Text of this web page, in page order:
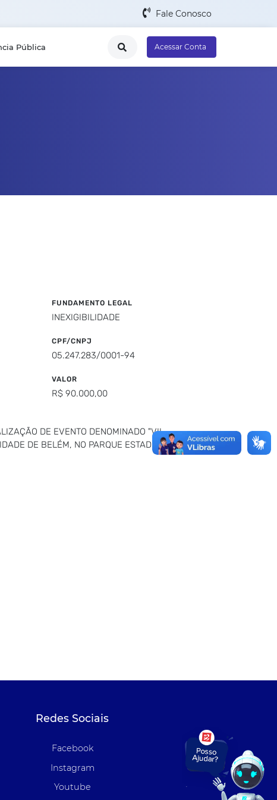
Fale Conosco
Pública Acessar Conta
FUNDAMENTO LEGAL
INEXIGIBILIDADE
CPF/CNPJ
05.247.283/0001-94
VALOR
R$ 90.000,00
DE EVENTO DENOMINADO "VII
DE BELÉM, NO PARQUE ESTADUAL DO
Redes Sociais
Facebook
Instagram
Youtube